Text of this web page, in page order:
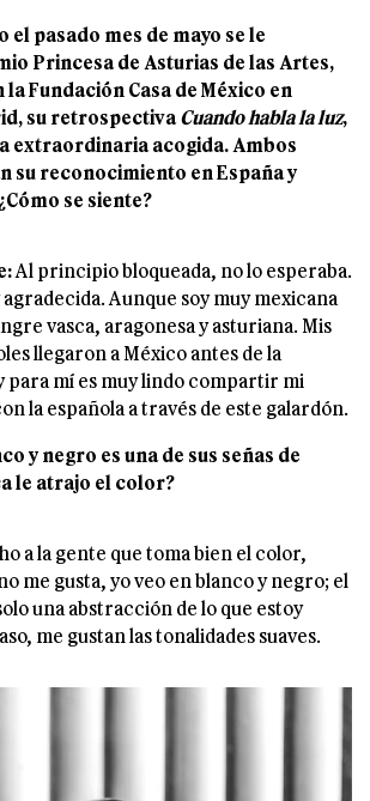
el pasado mes de mayo se le
Princesa de Asturias de las Artes,
la Fundación Casa de México en
su retrospectivaCuando habla la luz,
extraordinaria acogida. Ambos
su reconocimiento en España y
se siente?
Al principio bloqueada, no lo esperaba.
Aunque soy muy mexicana
vasca, aragonesa y asturiana. Mis
llegaron a México antes de la
mí es muy lindo compartir mi
la española a través de este galardón.
y negro es una de sus señas de
le atrajo el color?
a la gente que toma bien el color,
me gusta, yo veo en blanco y negro; el
una abstracción de lo que estoy
me gustan las tonalidades suaves.